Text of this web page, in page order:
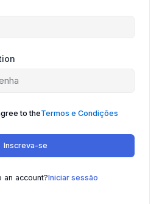
to theTermos e Condições
Inscreva-se
an account?Iniciar sessão